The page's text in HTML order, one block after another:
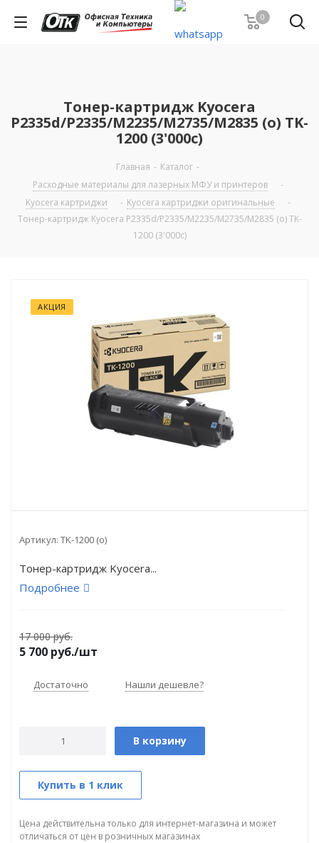
0
Тонер-картридж Kyocera
P2335d/P2335/M2235/M2735/M2835 (о) TK-
1200 (3'000с)
Главная - Каталог -
Расходные материалы для лазерных МФУ и принтеров
-
Kyocera картриджи
- Kyocera картриджи оригинальные
-
Тонер-картридж Kyocera P2335d/P2335/M2235/M2735/M2835 (о) TK-
1200 (3'000с)
АКЦИЯ
Артикул: TK-1200 (о)
Тонер-картридж Kyocera...
Подробнее
17 000 руб.
5 700 руб./шт
Достаточно Нашли дешевле?
В корзину
Купить в 1 клик
Цена действительна только для интернет-магазина и может
отличаться от цен в розничных магазинах